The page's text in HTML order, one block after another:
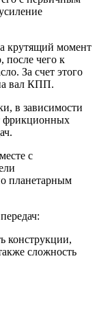
крутящий момент
после чего к
За счет этого
вал КПП.
в зависимости
фрикционных
с
планетарным
конструкции,
сложность